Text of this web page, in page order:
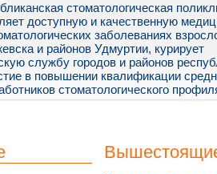
стоматологическая
доступную и качественную
заболеваниях
и районов Удмуртии, курирует
службу городов и районов
в повышении квалификации
стоматологического